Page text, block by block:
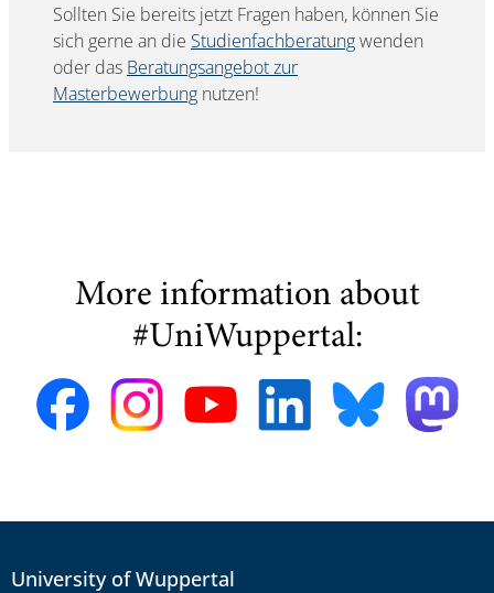
Sollten Sie bereits jetzt Fragen haben, können Sie
sich gerne an die Studienfachberatungwenden
oder das Beratungsangebot zur
Masterbewerbung nutzen!
More information about
#UniWuppertal:
University of Wuppertal